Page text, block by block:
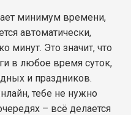
минимум времени,
автоматически,
минут. Это значит, что
в любое время суток,
и праздников.
тебе не нужно
– всё делается